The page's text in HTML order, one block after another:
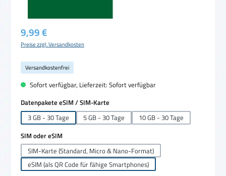
Regulärer Preis:
9,99 €
Preise zzgl. Versandkosten
Versandkostenfrei
Sofort verfügbar, Lieferzeit: Sofort verfügbar
Datenpakete eSIM / SIM-Karte
3 GB - 30 Tage
5 GB - 30 Tage
10 GB - 30 Tage
SIM oder eSIM
SIM-Karte (Standard, Micro & Nano-Format)
eSIM (als QR Code für fähige Smartphones)